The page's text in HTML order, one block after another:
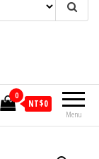
Menu
0
NT$0